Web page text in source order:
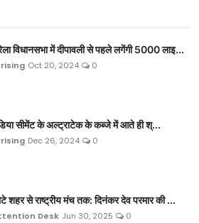
विधानसभा में दीपावली से पहले लगेंगी 5000 लाइ...
Oct 20, 2024 0
सीमेंट के अल्ट्राटेक के कब्जे में आते ही श्...
Dec 26, 2024 0
शहर से राष्ट्रीय मंच तक: दिनंकर देव परमार की ...
Desk Jun 30, 2025 0